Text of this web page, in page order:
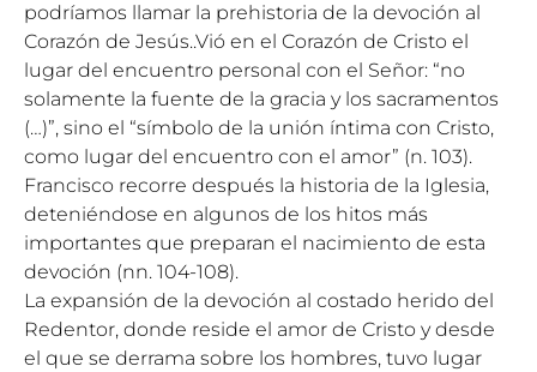
podríamos llamar la prehistoria de la devoción al
Corazón de Jesús..Vió en el Corazón de Cristo el
lugar del encuentro personal con el Señor: “no
solamente la fuente de la gracia y los sacramentos
(…)”, sino el “símbolo de la unión íntima con Cristo,
como lugar del encuentro con el amor” (n. 103).
Francisco recorre después la historia de la Iglesia,
deteniéndose en algunos de los hitos más
importantes que preparan el nacimiento de esta
devoción (nn. 104-108).
La expansión de la devoción al costado herido del
Redentor, donde reside el amor de Cristo y desde
el que se derrama sobre los hombres, tuvo lugar